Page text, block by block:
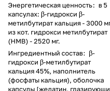
Энергетическая ценность: в 5
капсулах: β-гидрокси β-
метилбутират кальция - 3000
из кот. гидрокси метилбутират
(НМВ) - 2520 мг.
Ингредиентный состав: β-
гидрокси β-метилбутират
кальция 45%, наполнитель
(фосфаты кальция), оболочка
капсулы [желатин,